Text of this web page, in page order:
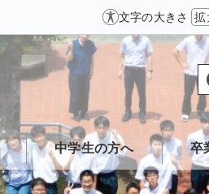
文字の大きさ 拡
中学生の方へ 卒